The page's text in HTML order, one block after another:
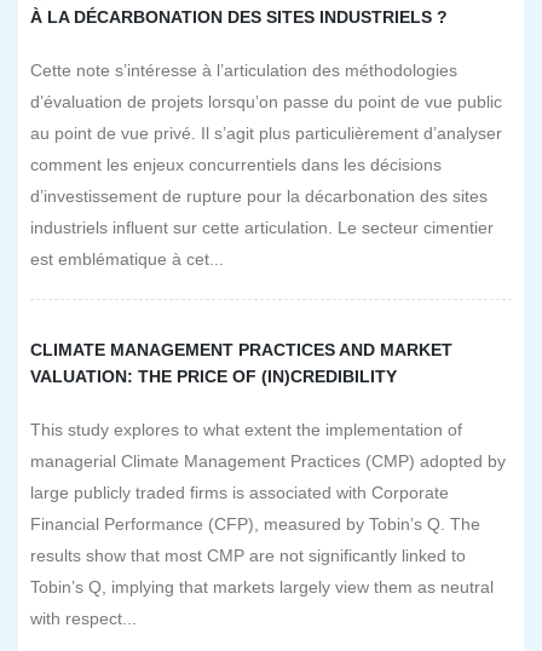
À LA DÉCARBONATION DES SITES INDUSTRIELS ?
Cette note s’intéresse à l’articulation des méthodologies
d’évaluation de projets lorsqu’on passe du point de vue public
au point de vue privé. Il s’agit plus particulièrement d’analyser
comment les enjeux concurrentiels dans les décisions
d’investissement de rupture pour la décarbonation des sites
industriels influent sur cette articulation. Le secteur cimentier
est emblématique à cet...
CLIMATE MANAGEMENT PRACTICES AND MARKET
VALUATION: THE PRICE OF (IN)CREDIBILITY
This study explores to what extent the implementation of
managerial Climate Management Practices (CMP) adopted by
large publicly traded firms is associated with Corporate
Financial Performance (CFP), measured by Tobin’s Q. The
results show that most CMP are not significantly linked to
Tobin’s Q, implying that markets largely view them as neutral
with respect...